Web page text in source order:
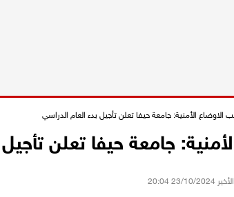
الاوضاع الأمنية: جامعة حيفا تعلن تأجيل بدء العام الدراسي
جامعة حيفا تعلن
2024 20:04